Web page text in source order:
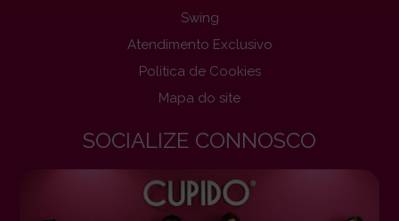
Swing
Atendimento Exclusivo
Politica de Cookies
Mapa do site
SOCIALIZE CONNOSCO